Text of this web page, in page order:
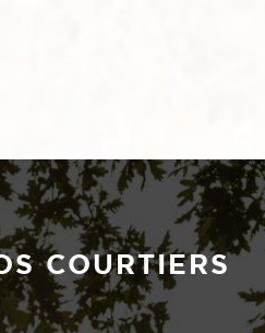
COURTIERS